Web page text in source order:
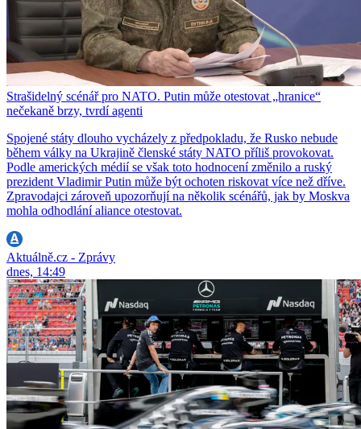
Strašidelný scénář pro NATO. Putin může otestovat „hranice“
nečekaně brzy, tvrdí agenti
Spojené státy dlouho vycházely z předpokladu, že Rusko nebude
během války na Ukrajině členské státy NATO příliš provokovat.
Podle amerických médií se však toto hodnocení změnilo a ruský
prezident Vladimir Putin může být ochoten riskovat více než dříve.
Zpravodajci zároveň upozorňují na několik scénářů, jak by Moskva
mohla odhodlání aliance otestovat.
Aktuálně.cz - Zprávy
dnes, 14:49